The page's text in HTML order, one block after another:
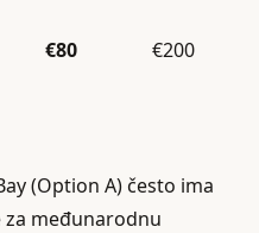
€80 €200
(Option A) često ima
za međunarodnu